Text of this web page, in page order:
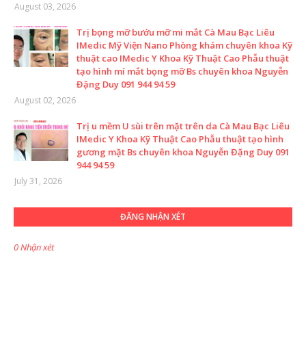
August 03, 2026
Trị bọng mỡ bướu mỡ mi mắt Cà Mau Bạc Liêu
IMedic Mỹ Viện Nano Phòng khám chuyên khoa Kỹ
thuật cao IMedic Y Khoa Kỹ Thuật Cao Phẫu thuật
tạo hình mí mắt bọng mỡ Bs chuyên khoa Nguyễn
Đặng Duy 091 944 94 59
August 02, 2026
Trị u mềm U sùi trên mặt trên da Cà Mau Bạc Liêu
IMedic Y Khoa Kỹ Thuật Cao Phẫu thuật tạo hình
gương mặt Bs chuyên khoa Nguyễn Đặng Duy 091
944 94 59
July 31, 2026
ĐĂNG NHẬN XÉT
0 Nhận xét